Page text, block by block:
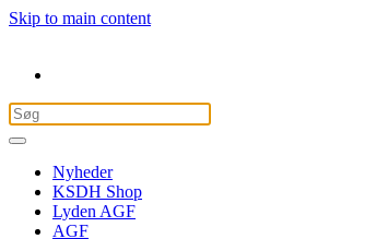
Skip to main content
Nyheder
KSDH Shop
Lyden AGF
AGF